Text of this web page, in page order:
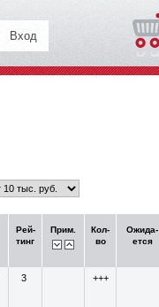
Вход
Рей-
тинг
Прим.
Кол-
во
Ожида-
ется
3 +++